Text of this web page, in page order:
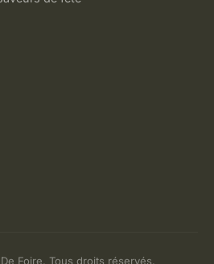
Foire. Tous droits réservés.